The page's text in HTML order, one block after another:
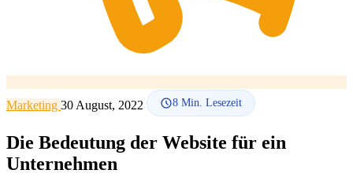
Marketing 30 August, 2022 8 Min. Lesezeit
Die Bedeutung der Website für ein
Unternehmen